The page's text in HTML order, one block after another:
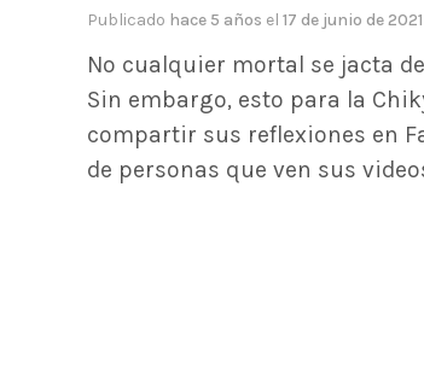
Publicado hace 5 años el 17 de junio de 2021
No cualquier mortal se jacta
Sin embargo, esto para la
compartir sus reflexiones en
de personas que ven sus